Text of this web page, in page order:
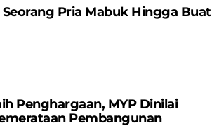
Pria Mabuk Hingga Buat
Penghargaan, MYP Dinilai
Pembangunan